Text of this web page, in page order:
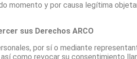
momento y por causa legítima
sus Derechos ARCO
por sí o mediante
así como revocar su consentimiento